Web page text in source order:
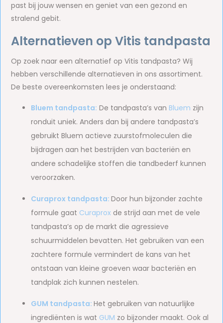
past bij jouw wensen en geniet van een gezond en
stralend gebit.
Alternatieven op Vitis tandpasta
Op zoek naar een alternatief op Vitis tandpasta? Wij
hebben verschillende alternatieven in ons assortiment.
De beste overeenkomsten lees je onderstaand:
Bluem tandpasta: De tandpasta’s van Bluem zijn
ronduit uniek. Anders dan bij andere tandpasta’s
gebruikt Bluem actieve zuurstofmoleculen die
bijdragen aan het bestrijden van bacteriën en
andere schadelijke stoffen die tandbederf kunnen
veroorzaken.
Curaprox tandpasta:Door hun bijzonder zachte
formule gaat Curaprox de strijd aan met de vele
tandpasta’s op de markt die agressieve
schuurmiddelen bevatten. Het gebruiken van een
zachtere formule vermindert de kans van het
ontstaan van kleine groeven waar bacteriën en
tandplak zich kunnen nestelen.
GUM tandpasta:Het gebruiken van natuurlijke
ingrediënten is wat GUM zo bijzonder maakt. Ook al